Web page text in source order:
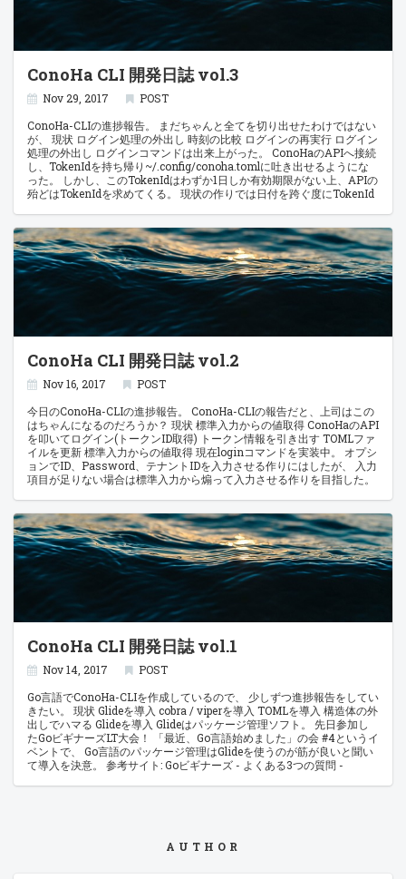
言語の気に入ったところ/気に入らなかったところ Windows用のホーム
ディレクトリの調整 viperは$HOMEというパワーワードをよしなに解釈
してくれるので問題なさそうだが、 コンフィグファイルを読み書きして
いる箇所はosパッケージを利用しているので、 Windows環境では恐ら
homedirというパッケージを用意して読み書きに対応する まずGitHub
のプロジェクトルートへジャンプ！ うわ、ReadmeにUsageないじゃん
ピンチ! あ、でも英語読めば十分理解出来る。 一応関数の使い方を確認
引っかかって理解出来た。 念のためプロジェクトのhomedir.goも確
認、たったの100行じゃん楽勝。 確かにDirは引数無しのstring, errを返
すし、Expandはstringを受け取りstring, errを返す。 $ glide get
github.com/mitchellh/go-homedir Golang で filepath.Abs に ~(ホーム
ディレクトリ) を指定した時にカレントワーキングディレクトリが先頭
についてしまう package homedir - GoDoc Glideはオワコン Glideで入
る この間教えて貰ったばっかりなのに！ いやまだわからん、公式で確
認しておこう。 GlideのGitHubプロジェクトルートへ行ってみると……
Golang Dep The Go community now has the dep project to manage
dependencies.
ConoHa CLI 開発日誌 vol.3
Nov 29, 2017
POST
ConoHa-CLIの進捗報告。 まだちゃんと全てを切り出せたわけではない
が、 現状 ログイン処理の外出し 時刻の比較 ログインの再実行 ログイン
処理の外出し ログインコマンドは出来上がった。 ConoHaのAPIへ接続
し、TokenIdを持ち帰り~/.config/conoha.tomlに吐き出せるようにな
った。 しかし、このTokenIdはわずか1日しか有効期限がない上、APIの
殆どはTokenIdを求めてくる。 現状の作りでは日付を跨ぐ度にTokenId
がある。 早速プロジェクトルートにutilというディレクトリを作成し
た。 (ベストプラクティスはまだ良くわかっていないが、公開して有識
者の目に止まればPRでも貰えるだろう) Go言語でエラーを書くときに気
をつけること - taknb2nchのメモ Go言語でパッケージの修飾名が重複
した場合の対応方法 - taknb2nchのメモ 時刻の比較 まずは時刻。 トー
クン時刻が期限切れか否かを確かめる方法がよく分からない。 Time同
士の比較はないのか？ 一度Unixタイムに変換して数値同士で比較する
ように修正した。 Package time Go言語で時刻を - そこはかとなく書く
golang? ログインの再実行 トークンが古ければもう一度ログインを試み
て取得しなおすように修正。 Golangだと処理的になってしまうなぁ……
色々とださいがまぁまぁええわ。 動くの大事。 最低限体裁を整えたの
ようにしたい Golang で filepath.Abs に ~(ホームディレクトリ) を指定
した時にカレントワーキングディレクトリが先頭についてしまう
package homedir
ConoHa CLI 開発日誌 vol.2
Nov 16, 2017
POST
今日のConoHa-CLIの進捗報告。 ConoHa-CLIの報告だと、上司はこの
はちゃんになるのだろうか？ 現状 標準入力からの値取得 ConoHaのAPI
を叩いてログイン(トークンID取得) トークン情報を引き出す TOMLファ
イルを更新 標準入力からの値取得 現在loginコマンドを実装中。 オプシ
ョンでID、Password、テナントIDを入力させる作りにはしたが、 入力
項目が足りない場合は標準入力から煽って入力させる作りを目指した。
行う。 優先順位の要件は下記。 コマンドライン引数-tからの入力値
$HOME/.conohaの設定項目 標準入力と標準出力で入力させる まずは
cmd/root.goでcobraとviperの設定を行う func init() {
cobra.OnInitialize(initConfig)
RootCmd.AddCommand(versionCmd) } func initConfig() {
viper.AddConfigPath("$HOME") viper.SetConfigName(".conoha")
viper.SetConfigType("toml") viper.ReadInConfig() } 次にcmd/login.go
で各種値を取得するように設定を行う。 func init() {
logincmd.flags().stringp("tenantid", "t", "", "port to run application
server on") viper.bindpflag("auth.tenantid",
logincmd.flags().lookup("tenantid")) } var loginCmd =
ConoHa CLI 開発日誌 vol.1
Nov 14, 2017
POST
Go言語でConoHa-CLIを作成しているので、 少しずつ進捗報告をしてい
きたい。 現状 Glideを導入 cobra / viperを導入 TOMLを導入 構造体の外
出しでハマる Glideを導入 Glideはパッケージ管理ソフト。 先日参加し
たGoビギナーズLT大会！ 「最近、Go言語始めました」の会 #4というイ
ベントで、 Go言語のパッケージ管理はGlideを使うのが筋が良いと聞い
て導入を決意。 参考サイト: Goビギナーズ - よくある3つの質問 -
ました。 使い方教えてという悲痛な声だらけだったので、酷いハマリポ
AUTHOR